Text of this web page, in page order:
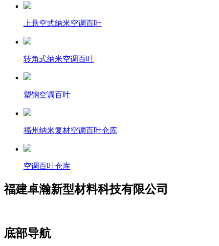
上悬空式纳米空调百叶
转角式纳米空调百叶
塑钢空调百叶
福州纳米复材空调百叶仓库
空调百叶仓库
福建卓瀚新型材料科技有限公司
底部导航